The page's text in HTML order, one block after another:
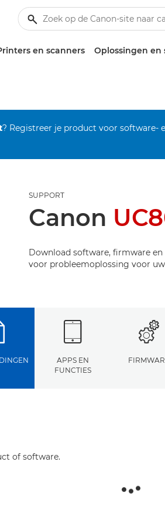
en scanners Oplossingen en
? Registreer je product voor software-
SUPPORT
Canon
Download software, firmware
voor probleemoplossing voor
APPS EN
FUNCTIES
of software.